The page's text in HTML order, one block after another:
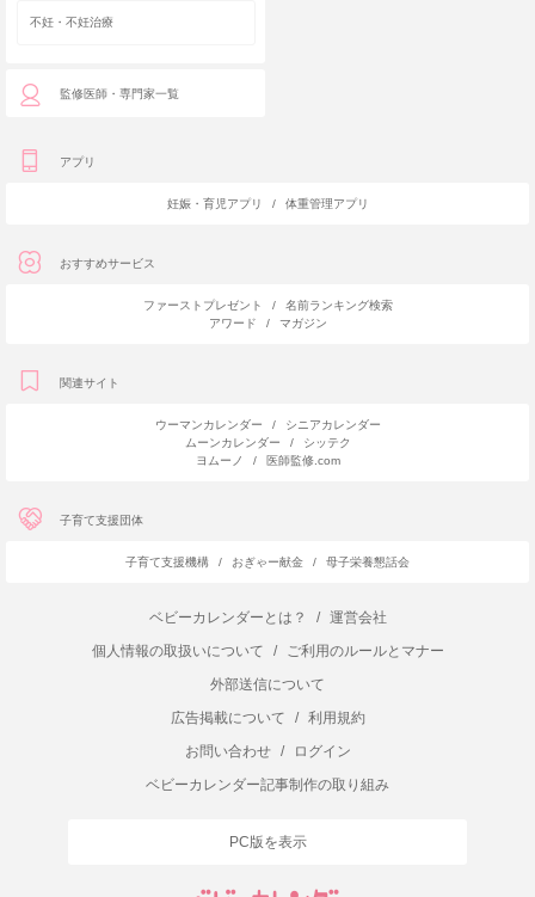
不妊・不妊治療
監修医師・専門家一覧
アプリ
妊娠・育児アプリ / 体重管理アプリ
おすすめサービス
ファーストプレゼント /
名前ランキング検索
アワード
/ マガジン
関連サイト
ウーマンカレンダー /
シニアカレンダー
ムーンカレンダー
/
シッテク
ヨムーノ
/ 医師監修.com
子育て支援団体
子育て支援機構 / おぎゃー献金 / 母子栄養懇話会
ベビーカレンダーとは？ /
運営会社
個人情報の取扱いについて
/
ご利用のルールとマナー
外部送信について
広告掲載について
/
利用規約
お問い合わせ
/
ログイン
ベビーカレンダー記事制作の取り組み
PC版を表示